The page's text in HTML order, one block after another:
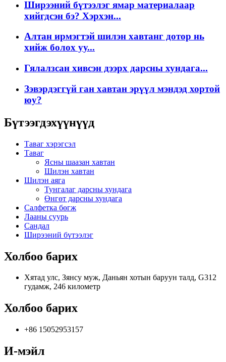
Ширээний бүтээлэг ямар материалаар
хийгдсэн бэ? Хэрхэн...
Алтан ирмэгтэй шилэн хавтанг дотор нь
хийж болох уу...
Гялалзсан хивсэн дээрх дарсны хундага...
Зэвэрдэггүй ган хавтан эрүүл мэндэд хортой
юу?
Бүтээгдэхүүнүүд
Таваг хэрэгсэл
Таваг
Ясны шаазан хавтан
Шилэн хавтан
Шилэн аяга
Тунгалаг дарсны хундага
Өнгөт дарсны хундага
Салфетка бөгж
Лааны суурь
Сандал
Ширээний бүтээлэг
Холбоо барих
Хятад улс, Зянсу муж, Даньян хотын баруун талд, G312
гудамж, 246 километр
Холбоо барих
+86 15052953157
И-мэйл